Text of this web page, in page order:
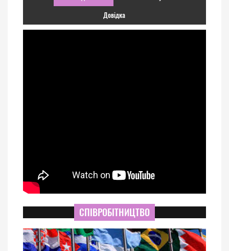
Довідка
СПІВРОБІТНИЦТВО